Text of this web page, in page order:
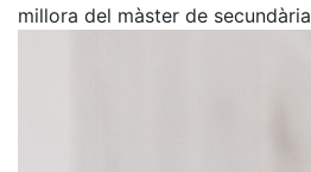
millora del màster de secundària